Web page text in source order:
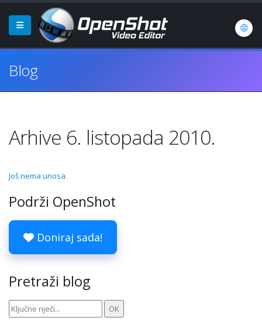
Blog
Arhive 6. listopada 2010.
Još nema unosa.
Podrži OpenShot
Doniraj sada!
Pretraži blog